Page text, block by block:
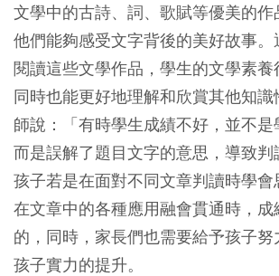
文學中的古詩、詞、歌賦等優美的
他們能夠感受文字背後的美好故事
閱讀這些文學作品，學生的文學素養
同時也能更好地理解和欣賞其他知
師說：「有時學生成績不好，並不是
而是誤解了題目文字的意思，導致
孩子若是在面對不同文章判讀時學
在文章中的各種應用融會貫通時，成
的，同時，家長們也需要給予孩子
孩子實力的提升。